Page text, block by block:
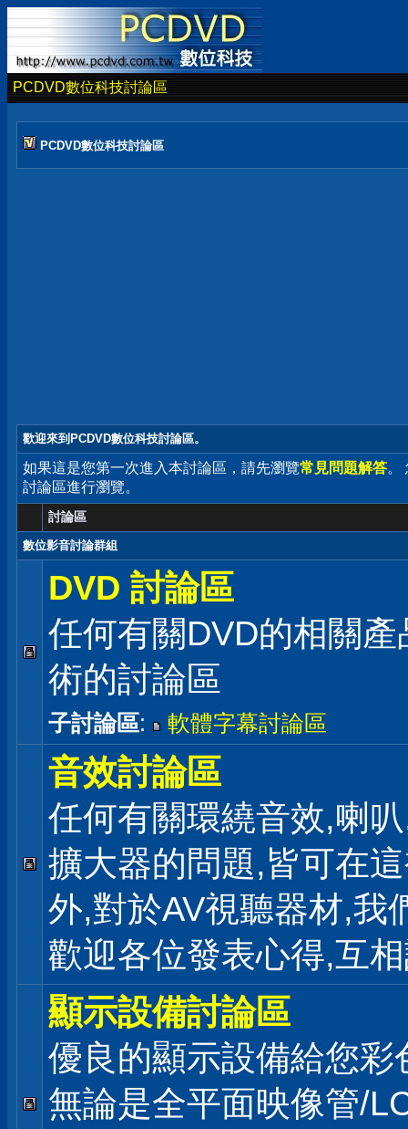
PCDVD數位科技討論區
PCDVD數位科技討論區
歡迎來到PCDVD數位科技討論區。
如果這是您第一次進入本討論區，請先瀏覽常見問題解答。
討論區進行瀏覽。
討論區
數位影音討論群組
DVD 討論區
任何有關DVD的相關
術的討論區
子討論區: 軟體字幕討論區
音效討論區
任何有關環繞音效,喇
擴大器的問題,皆可在
外,對於AV視聽器材,我
歡迎各位發表心得,互
顯示設備討論區
優良的顯示設備給您彩
無論是全平面映像管/